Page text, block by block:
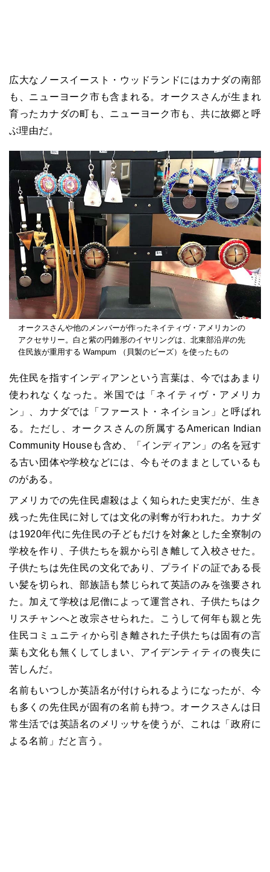
広大なノースイースト・ウッドランドにはカナダの南部
も、ニューヨーク市も含まれる。オークスさんが生まれ
育ったカナダの町も、ニューヨーク市も、共に故郷と呼
ぶ理由だ。
オークスさんや他のメンバーが作ったネイティヴ・アメリカンの
アクセサリー。白と紫の円錐形のイヤリングは、北東部沿岸の先
住民族が重用する Wampum （貝製のビーズ）を使ったもの
先住民を指すインディアンという言葉は、今ではあまり
使われなくなった。米国では「ネイティヴ・アメリカ
ン」、カナダでは「ファースト・ネイション」と呼ばれ
る。ただし、オークスさんの所属するAmerican Indian
Community Houseも含め、「インディアン」の名を冠す
る古い団体や学校などには、今もそのままとしているも
のがある。
アメリカでの先住民虐殺はよく知られた史実だが、生き
残った先住民に対しては文化の剥奪が行われた。カナダ
は1920年代に先住民の子どもだけを対象とした全寮制の
学校を作り、子供たちを親から引き離して入校させた。
子供たちは先住民の文化であり、プライドの証である長
い髪を切られ、部族語も禁じられて英語のみを強要され
た。加えて学校は尼僧によって運営され、子供たちはク
リスチャンへと改宗させられた。こうして何年も親と先
住民コミュニティから引き離された子供たちは固有の言
葉も文化も無くしてしまい、アイデンティティの喪失に
苦しんだ。
名前もいつしか英語名が付けられるようになったが、今
も多くの先住民が固有の名前も持つ。オークスさんは日
常生活では英語名のメリッサを使うが、これは「政府に
よる名前」だと言う。